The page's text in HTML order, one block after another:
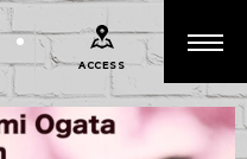
ACCESS